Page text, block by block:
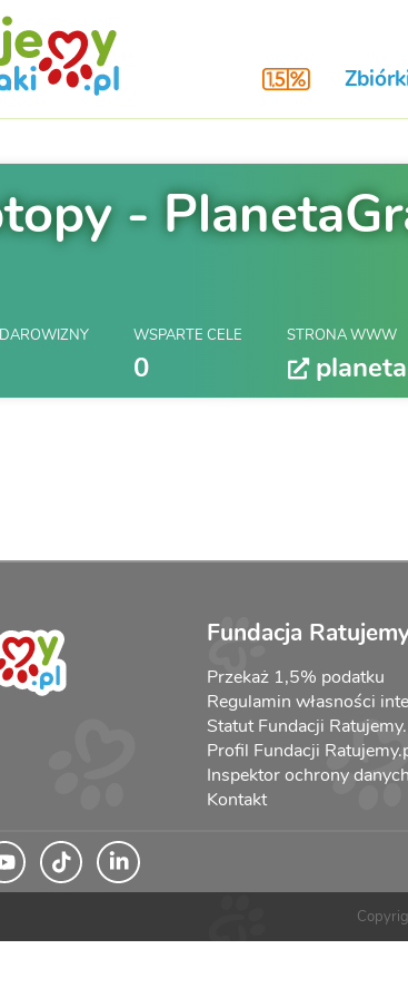
-
WSPARTE CELE
0
STRONA WWW
Fundacja
Przekaż 1,5% podatku
Regulamin własności
Statut Fundacji
Profil Fundacji
Inspektor ochrony danych
Kontakt